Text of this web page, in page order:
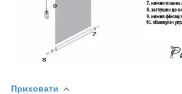
Приховати